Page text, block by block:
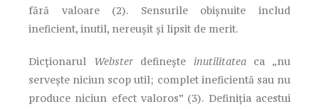
fără valoare (2). Sensurile obișnuite includ
ineficient, inutil, nereușit și lipsit de merit.
Dicționarul Webster definește inutilitateaca „nu
servește niciun scop util; complet ineficientă sau nu
produce niciun efect valoros” (3). Definiția acestui